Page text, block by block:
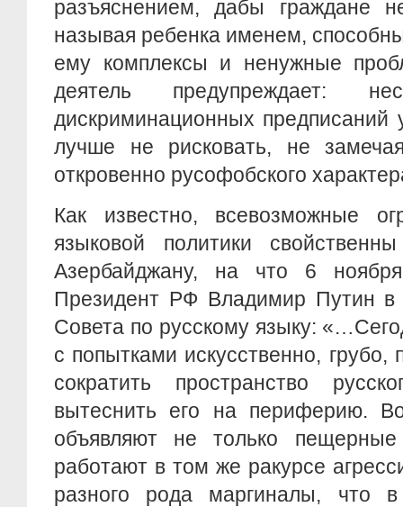
разъяснением, дабы граждане
называя ребенка именем,
ему комплексы и ненужные
деятель предупреждает:
дискриминационных предписаний
лучше не рисковать, не
откровенно русофобского
Как известно, всевозможные
языковой политики
Азербайджану, на что 6
Президент РФ Владимир Путин в
Совета по русскому языку:
с попытками искусственно, грубо,
сократить пространство
вытеснить его на периферию.
объявляют не только
работают в том же ракурсе
разного рода маргиналы, что